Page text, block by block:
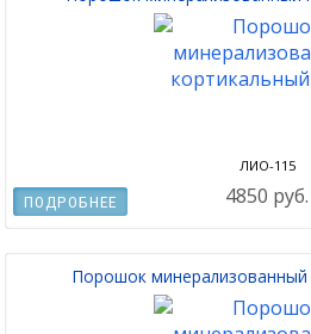
ЛИО-115
4850 руб.
ПОДРОБНЕЕ
Порошок минерализованный